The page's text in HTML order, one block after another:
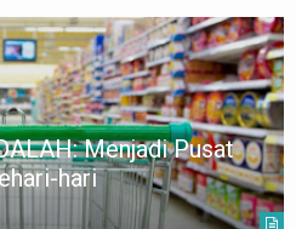
Menjadi Pusat
hari